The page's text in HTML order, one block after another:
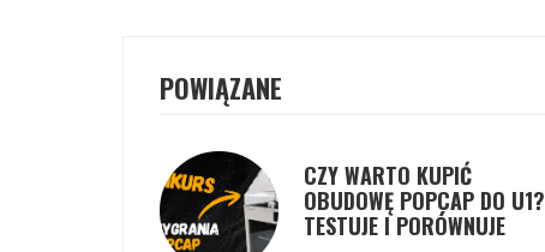
POWIĄZANE
CZY WARTO KUPIĆ
OBUDOWĘ POPCAP DO U1?
TESTUJE I PORÓWNUJE